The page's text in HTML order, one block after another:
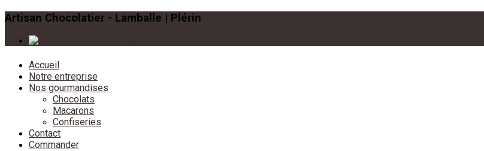
Artisan Chocolatier - Lamballe | Plérin
Accueil
Notre entreprise
Nos gourmandises
Chocolats
Macarons
Confiseries
Contact
Commander